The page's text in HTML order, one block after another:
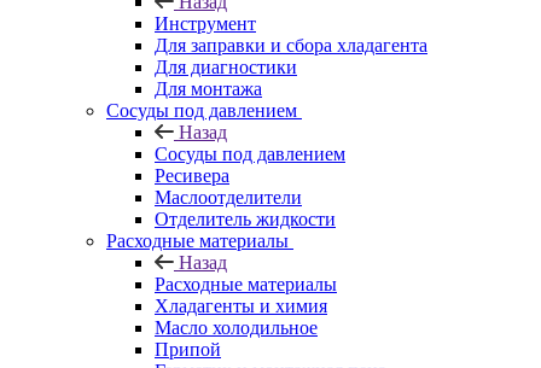
Инструмент
Для заправки и сбора хладагента
Для диагностики
Для монтажа
Сосуды под давлением
Назад
Сосуды под давлением
Ресивера
Маслоотделители
Отделитель жидкости
Расходные материалы
Назад
Расходные материалы
Хладагенты и химия
Масло холодильное
Припой